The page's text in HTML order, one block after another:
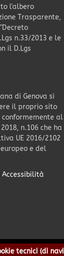
l'albero
Trasparente,
n.33/2013 e le
il D.Lgs
di Genova si
il proprio sito
conformemente al
n.106 che ha
UE 2016/2102
e del
Accessibilità
tecnici (di